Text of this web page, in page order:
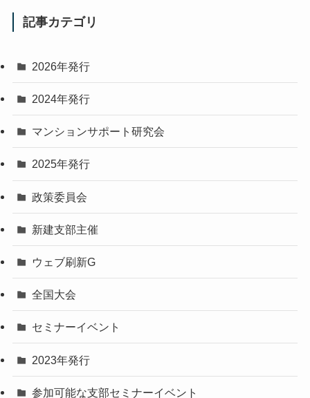
記事カテゴリ
2026年発行
2024年発行
マンションサポート研究会
2025年発行
政策委員会
新建支部主催
ウェブ刷新G
全国大会
セミナーイベント
2023年発行
参加可能な支部セミナーイベント